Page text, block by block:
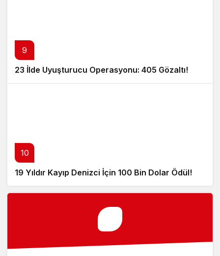
9
23 İlde Uyuşturucu Operasyonu: 405 Gözaltı!
10
19 Yıldır Kayıp Denizci İçin 100 Bin Dolar Ödül!